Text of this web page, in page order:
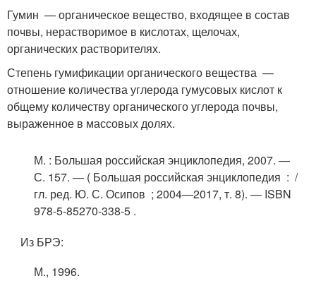
Гумин — органическое вещество, входящее в состав
почвы, нерастворимое в кислотах, щелочах,
органических растворителях.
Степень гумификации органического вещества —
отношение количества углерода гумусовых кислот к
общему количеству органического углерода почвы,
выраженное в массовых долях.
М. : Большая российская энциклопедия, 2007. —
С. 157. — ( Большая российская энциклопедия : /
гл. ред. Ю. С. Осипов ; 2004—2017, т. 8). — ISBN
978-5-85270-338-5 .
Из БРЭ:
М., 1996.